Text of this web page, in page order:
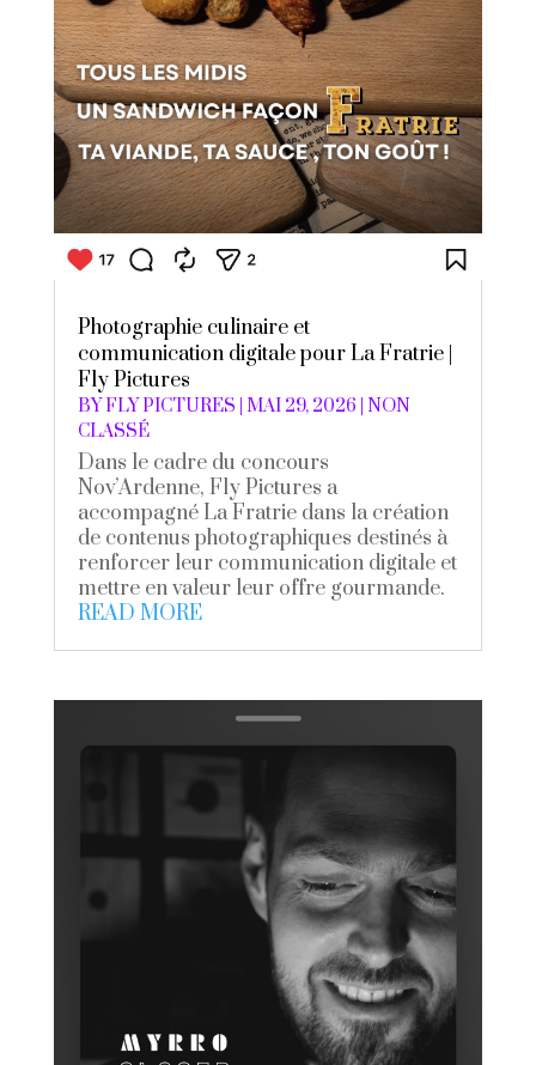
Photographie culinaire et
communication digitale pour La Fratrie |
Fly Pictures
BYFLY PICTURES MAI 29, 2026 NON
CLASSÉ
Dans le cadre du concours
Nov’Ardenne, Fly Pictures a
accompagné La Fratrie dans la création
de contenus photographiques destinés à
renforcer leur communication digitale et
mettre en valeur leur offre gourmande.
READ MORE